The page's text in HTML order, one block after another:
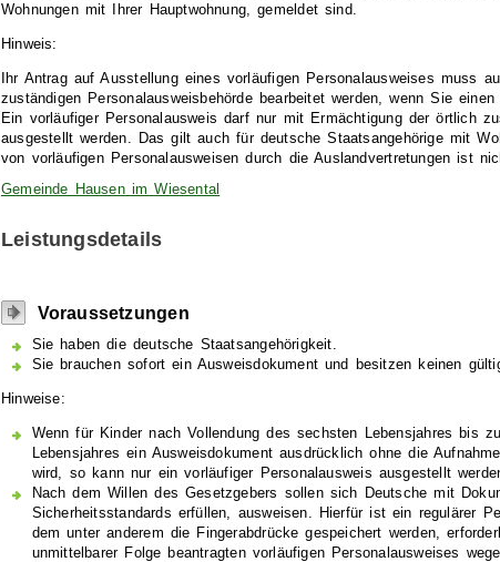
Wohnungen mit Ihrer Hauptwohnung, gemeldet sind.
Hinweis:
Ihr Antrag auf Ausstellung eines vorläufigen Personalausweises muss
zuständigen Personalausweisbehörde bearbeitet werden, wenn Sie
Ein vorläufiger Personalausweis darf nur mit Ermächtigung der örtlich
ausgestellt werden.
Das gilt auch für deutsche Staatsangehörige mit
von vorläufigen Personalausweisen durch die Auslandvertretungen ist
Gemeinde Hausen im Wiesental
Leistungsdetails
Voraussetzungen
Sie haben die deutsche Staatsangehörigkeit.
Sie brauchen sofort ein Ausweisdokument und besitzen keinen
Hinweise:
Wenn für Kinder nach Vollendung des sechsten Lebensjahres bis
Lebensjahres ein Ausweisdokument ausdrücklich ohne die
wird,
so kann nur ein vorläufiger Personalausweis ausgestellt
Nach dem Willen des Gesetzgebers sollen sich Deutsche mit
Sicherheitsstandards erfüllen, ausweisen. Hierfür ist ein regulärer
dem unter anderem die Fingerabdrücke gespeichert werden,
unmittelbarer Folge beantragten vorläufigen Personalausweises